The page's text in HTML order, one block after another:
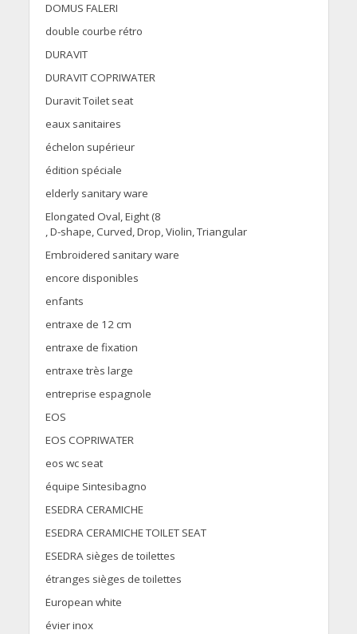
DOMUS FALERI
double courbe rétro
DURAVIT
DURAVIT COPRIWATER
Duravit Toilet seat
eaux sanitaires
échelon supérieur
édition spéciale
elderly sanitary ware
Elongated Oval, Eight (8
, D-shape, Curved, Drop, Violin, Triangular
Embroidered sanitary ware
encore disponibles
enfants
entraxe de 12 cm
entraxe de fixation
entraxe très large
entreprise espagnole
EOS
EOS COPRIWATER
eos wc seat
équipe Sintesibagno
ESEDRA CERAMICHE
ESEDRA CERAMICHE TOILET SEAT
ESEDRA sièges de toilettes
étranges sièges de toilettes
European white
évier inox